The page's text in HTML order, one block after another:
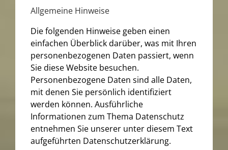
Allgemeine Hinweise
Die folgenden Hinweise geben einen
einfachen Überblick darüber, was mit Ihren
personenbezogenen Daten passiert, wenn
Sie diese Website besuchen.
Personenbezogene Daten sind alle Daten,
mit denen Sie persönlich identifiziert
werden können. Ausführliche
Informationen zum Thema Datenschutz
entnehmen Sie unserer unter diesem Text
aufgeführten Datenschutzerklärung.